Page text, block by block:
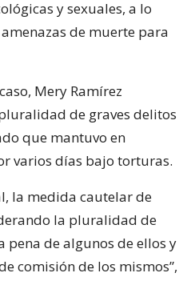
y sexuales, a lo
de muerte para
Mery Ramírez
de graves delitos
que mantuvo en
varios días bajo torturas.
la medida cautelar de
la pluralidad de
pena de algunos de ellos y
comisión de los mismos”,